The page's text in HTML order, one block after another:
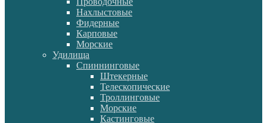
Нахлыстовые
Фидерные
Карповые
Морские
Удилища
Спиннинговые
Штекерные
Телескопические
Троллинговые
Морские
Кастинговые